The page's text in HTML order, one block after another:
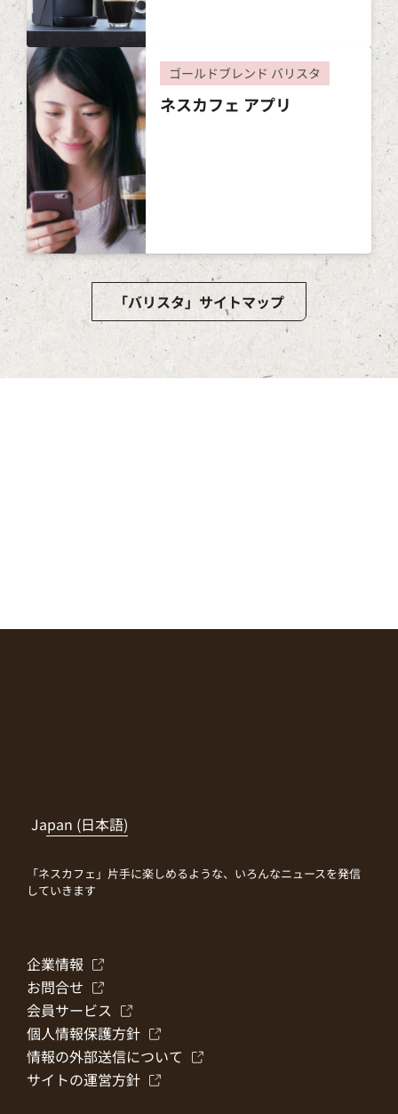
ゴールドブレンド バリスタ
ネスカフェ アプリ
「バリスタ」サイトマップ
Japan (日本語)
「ネスカフェ」片手に楽しめるような、いろんなニュースを発信
していきます
企業情報
お問合せ
会員サービス
個人情報保護方針
情報の外部送信について
サイトの運営方針